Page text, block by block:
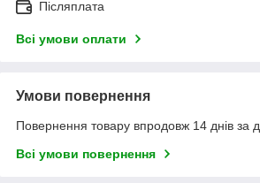
Післяплата
Всі умови оплати
Умови повернення
Повернення товару впродовж 14 днів за
Всі умови повернення